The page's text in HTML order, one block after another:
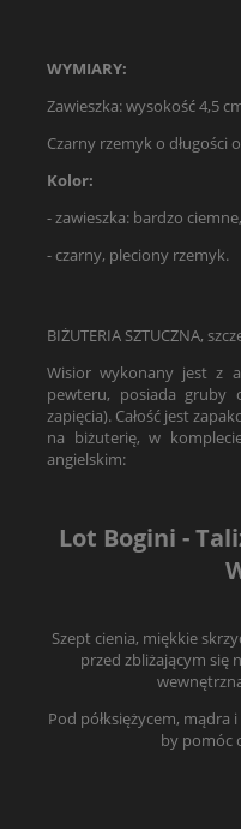
WYMIARY:
Zawieszka: wysokość 4,5
Czarny rzemyk o długości
Kolor:
- zawieszka: bardzo
- czarny, pleciony rzemyk.
BIŻUTERIA SZTUCZNA,
Wisior wykonany jest z
pewteru, posiada gruby
zapięcia). Całość jest
na biżuterię, w
angielskim:
Lot Bogini -
Szept cienia, miękkie
przed zbliżającym się
Pod półksiężycem, mądra
by pomóc